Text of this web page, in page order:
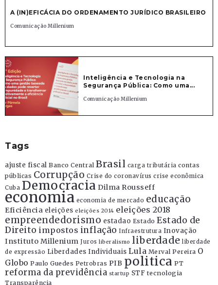
A (IN)EFICÁCIA DO ORDENAMENTO JURÍDICO BRASILEIRO
Comunicação Millenium
Inteligência e Tecnologia na
Segurança Pública: Como uma...
Comunicação Millenium
Tags
ajuste fiscal Banco Central Brasil carga tributária contas
públicas Corrupção Crise do coronavírus crise econômica
Cuba Democracia Dilma Rousseff
economia economia de mercado educação
Eficiência eleições eleições 2014 eleições 2018
empreendedorismo estadao Estado Estado de
Direito impostos inflação Infraestrutura Inovação
Instituto Millenium Juros liberalismo liberdade liberdade
de expressão Liberdades Individuais Lula Merval Pereira O
Globo Paulo Guedes Petrobras PIB politica PT
reforma da previdência startup STF tecnologia
Transparência